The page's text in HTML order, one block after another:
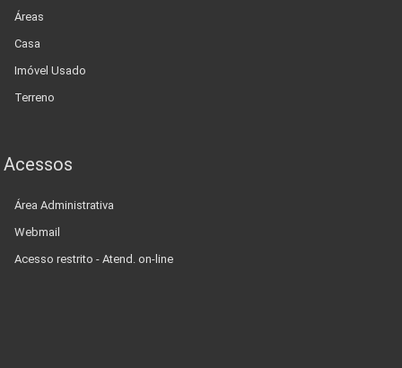
Áreas
Casa
Imóvel Usado
Terreno
Acessos
Área Administrativa
Webmail
Acesso restrito - Atend. on-line